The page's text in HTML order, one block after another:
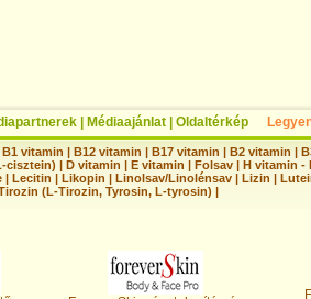
Médiaajánlat Oldaltérkép
B1 vitamin | B12 vitamin | B17 vitamin | B2 vitamin |
cisztein) | D vitamin | E vitamin | Folsav | H vitamin -
| Lecitin | Likopin | Linolsav/Linolénsav | Lizin |
(L-Tirozin, Tyrosin, L-tyrosin) |